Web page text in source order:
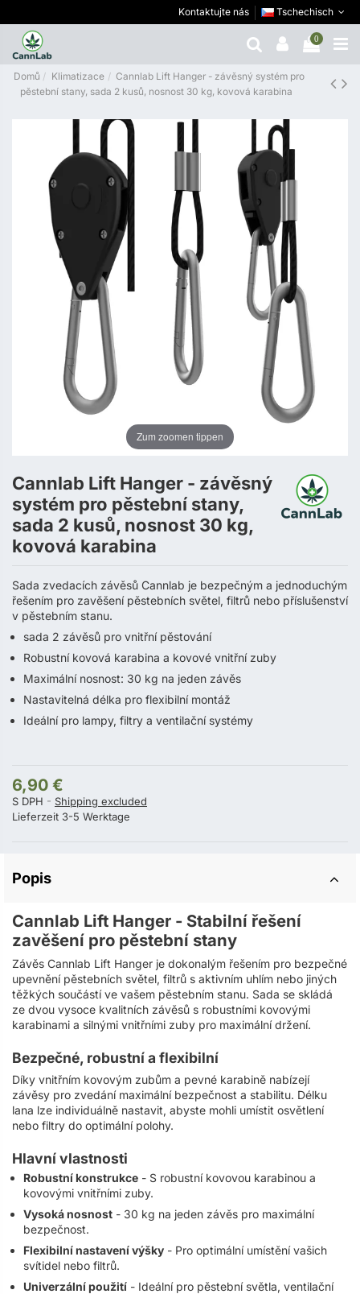
Kontaktujte nás Tschechisch
0
Domů Klimatizace
Cannlab Lift Hanger - závěsný systém pro
pěstební stany, sada 2 kusů, nosnost 30 kg, kovová karabina
Zum zoomen tippen
Cannlab Lift Hanger - závěsný
systém pro pěstební stany,
sada 2 kusů, nosnost 30 kg,
kovová karabina
Sada zvedacích závěsů Cannlab je bezpečným a jednoduchým
řešením pro zavěšení pěstebních světel, filtrů nebo příslušenství
v pěstebním stanu.
sada 2 závěsů pro vnitřní pěstování
Robustní kovová karabina a kovové vnitřní zuby
Maximální nosnost: 30 kg na jeden závěs
Nastavitelná délka pro flexibilní montáž
Ideální pro lampy, filtry a ventilační systémy
6,90 €
S DPH
Shipping excluded
Lieferzeit 3-5 Werktage
Popis
Cannlab Lift Hanger - Stabilní řešení
zavěšení pro pěstební stany
Závěs Cannlab Lift Hanger je dokonalým řešením pro bezpečné
upevnění pěstebních světel, filtrů s aktivním uhlím nebo jiných
těžkých součástí ve vašem pěstebním stanu. Sada se skládá
ze dvou vysoce kvalitních závěsů s robustními kovovými
karabinami a silnými vnitřními zuby pro maximální držení.
Bezpečné, robustní a flexibilní
Díky vnitřním kovovým zubům a pevné karabině nabízejí
závěsy pro zvedání maximální bezpečnost a stabilitu. Délku
lana lze individuálně nastavit, abyste mohli umístit osvětlení
nebo filtry do optimální polohy.
Hlavní vlastnosti
Robustní konstrukce - S robustní kovovou karabinou a
kovovými vnitřními zuby.
Vysoká nosnost - 30 kg na jeden závěs pro maximální
bezpečnost.
Flexibilní nastavení výšky - Pro optimální umístění vašich
svítidel nebo filtrů.
Univerzální použití - Ideální pro pěstební světla, ventilační